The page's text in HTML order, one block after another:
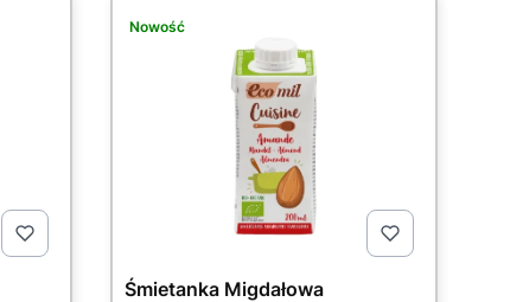
Nowość
Śmietanka Migdałowa